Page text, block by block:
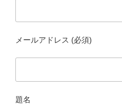
メールアドレス (必須)
題名